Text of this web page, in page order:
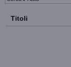
Titoli